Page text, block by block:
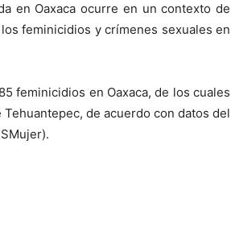
en Oaxaca ocurre en un contexto de
feminicidios y crímenes sexuales en
feminicidios en Oaxaca, de los cuales
de acuerdo con datos del